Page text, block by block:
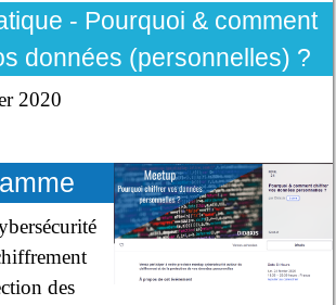
- Pourquoi & comment
données (personnelles) ?
2020
des